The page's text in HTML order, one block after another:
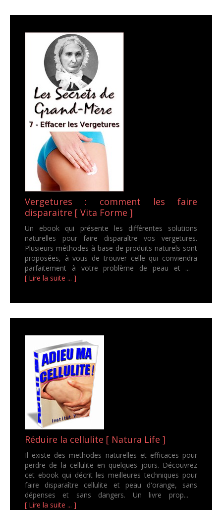
Vergetures : comment les faire
disparaitre [ Vita Forme ]
Un ebook qui présente les différentes solutions
naturelles pour faire disparaître vos vergetures.
Plusieurs méthodes à base de produits naturels sont
proposées, à vous de trouver celle qui conviendra
parfaitement à votre problème de peau et ...
[ Lire la suite ... ]
Réduire la cellulite [ Natura Life ]
Il existe des methodes naturelles et efficaces pour
perdre de la cellulite en quelques jours. Découvrez
cet ebook qui décrit les meilleures techniques pour
faire disparaître cellulite et peau d'orange, sans
dépenses et sans dangers. Un livre prop...
[ Lire la suite ... ]